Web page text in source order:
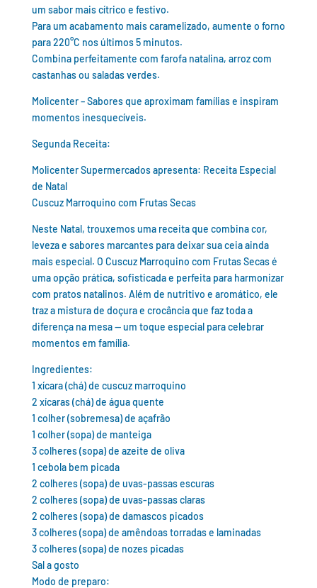
um sabor mais cítrico e festivo.
Para um acabamento mais caramelizado, aumente o forno
para 220°C nos últimos 5 minutos.
Combina perfeitamente com farofa natalina, arroz com
castanhas ou saladas verdes.
Molicenter – Sabores que aproximam famílias e inspiram
momentos inesquecíveis.
Segunda Receita:
Molicenter Supermercados apresenta: Receita Especial
de Natal
Cuscuz Marroquino com Frutas Secas
Neste Natal, trouxemos uma receita que combina cor,
leveza e sabores marcantes para deixar sua ceia ainda
mais especial. O Cuscuz Marroquino com Frutas Secas é
uma opção prática, sofisticada e perfeita para harmonizar
com pratos natalinos. Além de nutritivo e aromático, ele
traz a mistura de doçura e crocância que faz toda a
diferença na mesa — um toque especial para celebrar
momentos em família.
Ingredientes:
1 xícara (chá) de cuscuz marroquino
2 xícaras (chá) de água quente
1 colher (sobremesa) de açafrão
1 colher (sopa) de manteiga
3 colheres (sopa) de azeite de oliva
1 cebola bem picada
2 colheres (sopa) de uvas-passas escuras
2 colheres (sopa) de uvas-passas claras
2 colheres (sopa) de damascos picados
3 colheres (sopa) de amêndoas torradas e laminadas
3 colheres (sopa) de nozes picadas
Sal a gosto
Modo de preparo: